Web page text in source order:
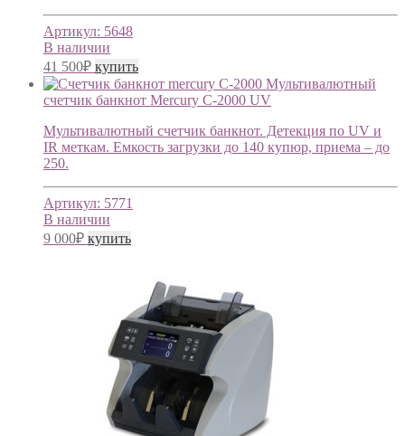
Артикул: 5648
В наличии
41 500₽ купить
Мультивалютный
счетчик банкнот Mercury C-2000 UV
Мультивалютный счетчик банкнот. Детекция по UV и
IR меткам. Емкость загрузки до 140 купюр, приема – до
250.
Артикул: 5771
В наличии
9 000₽ купить